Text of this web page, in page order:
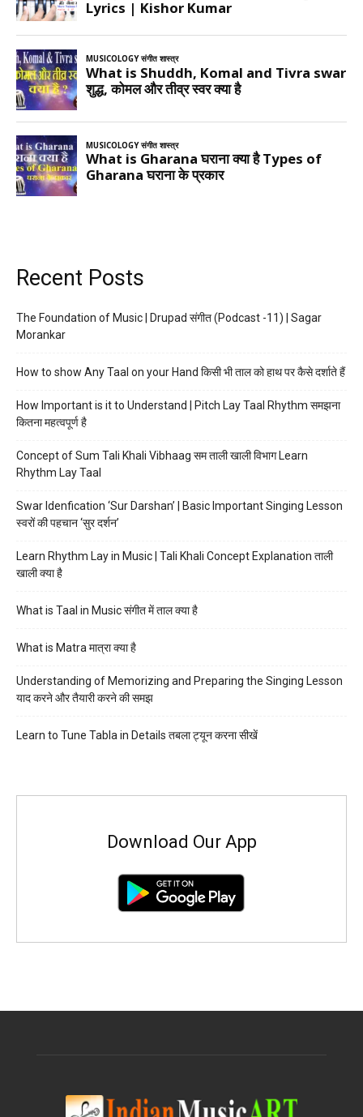
Recent Posts
The Foundation of Music | Drupad संगीत (Podcast -11) | Sagar
Morankar
How to show Any Taal on your Hand किसी भी ताल को हाथ पर कैसे दर्शाते हैं
How Important is it to Understand | Pitch Lay Taal Rhythm समझना
कितना महत्वपूर्ण है
Concept of Sum Tali Khali Vibhaag सम ताली खाली विभाग Learn
Rhythm Lay Taal
Swar Idenfication ‘Sur Darshan’ | Basic Important Singing Lesson
स्वरों की पहचान ‘सुर दर्शन’
Learn Rhythm Lay in Music | Tali Khali Concept Explanation ताली
खाली क्या है
What is Taal in Music संगीत में ताल क्या है
What is Matra मात्रा क्या है
Understanding of Memorizing and Preparing the Singing Lesson
याद करने और तैयारी करने की समझ
Learn to Tune Tabla in Details तबला ट्यून करना सीखें
Download Our App